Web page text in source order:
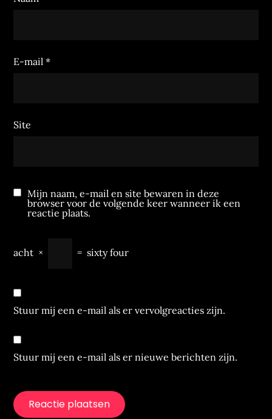
E-mail*
Site
Mijn naam, e-mail en site bewaren in deze
browser voor de volgende keer wanneer ik een
reactie plaats.
acht × = sixty four
Stuur mij een e-mail als er vervolgreacties zijn.
Stuur mij een e-mail als er nieuwe berichten zijn.